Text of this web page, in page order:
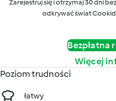
Zarejestruj się i otrzymaj 30 dni
odkrywać świat
Bezpłatna
Więcej
Poziom trudności
łatwy